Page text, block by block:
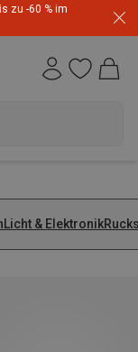
zu -60 % im
Licht & Elektronik